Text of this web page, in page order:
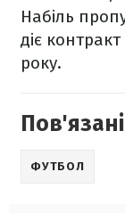
Набіль
діє
року.
ФУТБОЛ